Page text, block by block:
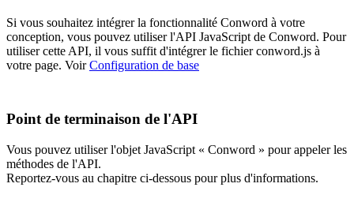
Si vous souhaitez intégrer la fonctionnalité Conword à votre
conception, vous pouvez utiliser l'API JavaScript de Conword. Pour
utiliser cette API, il vous suffit d'intégrer le fichier conword.js à
votre page. VoirConfiguration de base
Point de terminaison de l'API
Vous pouvez utiliser l'objet JavaScript « Conword » pour appeler les
méthodes de l'API.
Reportez-vous au chapitre ci-dessous pour plus d'informations.